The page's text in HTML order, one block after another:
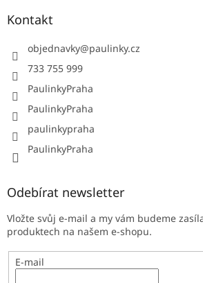
Kontakt
objednavky@paulinky.cz
733 755 999
PaulinkyPraha
PaulinkyPraha
paulinkypraha
PaulinkyPraha
Odebírat newsletter
Vložte svůj e-mail a my vám budeme
produktech na našem e-shopu.
E-mail